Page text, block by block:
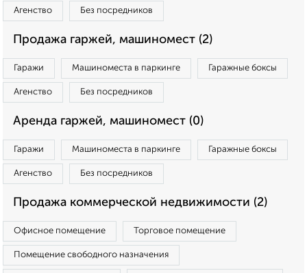
Агенство Без посредников
Продажа гаржей, машиномест (2)
Гаражи Машиноместа в паркинге Гаражные боксы
Агенство Без посредников
Аренда гаржей, машиномест (0)
Гаражи Машиноместа в паркинге Гаражные боксы
Агенство Без посредников
Продажа коммерческой недвижимости (2)
Офисное помещение Торговое помещение
Помещение свободного назначения